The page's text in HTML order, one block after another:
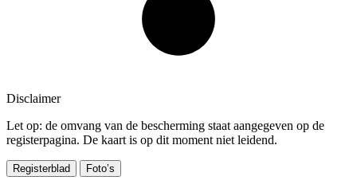
Disclaimer
Let op: de omvang van de bescherming staat aangegeven op de
registerpagina. De kaart is op dit moment niet leidend.
Registerblad Foto’s